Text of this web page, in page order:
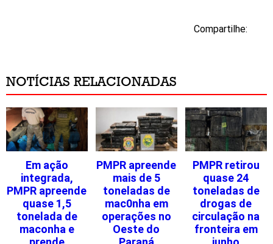
Compartilhe:
NOTÍCIAS RELACIONADAS
Em ação
integrada,
PMPR apreende
quase 1,5
tonelada de
maconha e
PMPR apreende
mais de 5
toneladas de
mac0nha em
operações no
Oeste do
PMPR retirou
quase 24
toneladas de
drogas de
circulação na
fronteira em